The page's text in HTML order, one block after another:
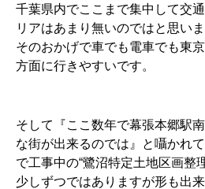
千葉県内でここまで集中して交
リアはあまり無いのではと思いま
そのおかげで車でも電車でも東
方面に行きやすいです。
そして『ここ数年で幕張本郷駅
な街が出来るのでは』と囁かれ
で工事中の“鷺沼特定土地区画整
少しずつではありますが形も出